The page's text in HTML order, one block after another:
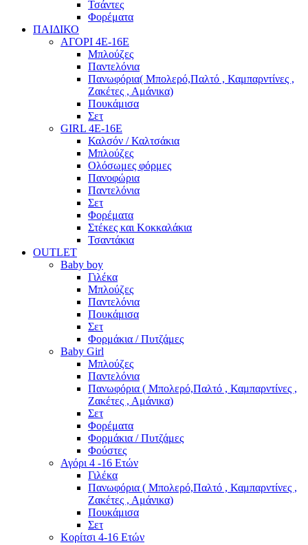
Τσάντες
Φορέματα
ΠΑΙΔΙΚΟ
ΑΓΟΡΙ 4Ε-16Ε
Μπλούζες
Παντελόνια
Πανωφόρια( Μπολερό,Παλτό , Καμπαρντίνες ,
Ζακέτες , Αμάνικα)
Πουκάμισα
Σετ
GIRL 4Ε-16Ε
Καλσόν / Καλτσάκια
Μπλούζες
Ολόσωμες φόρμες
Πανοφώρια
Παντελόνια
Σετ
Φορέματα
Στέκες και Κοκκαλάκια
Τσαντάκια
OUTLET
Baby boy
Γιλέκα
Μπλούζες
Παντελόνια
Πουκάμισα
Σετ
Φορμάκια / Πυτζάμες
Baby Girl
Μπλούζες
Παντελόνια
Πανωφόρια ( Μπολερό,Παλτό , Καμπαρντίνες ,
Ζακέτες , Αμάνικα)
Σετ
Φορέματα
Φορμάκια / Πυτζάμες
Φούστες
Αγόρι 4 -16 Ετών
Γιλέκα
Πανωφόρια ( Μπολερό,Παλτό , Καμπαρντίνες ,
Ζακέτες , Αμάνικα)
Πουκάμισα
Σετ
Κορίτσι 4-16 Ετών